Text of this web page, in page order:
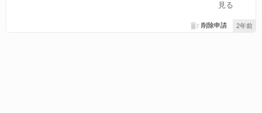
見る
2年前
削除申請